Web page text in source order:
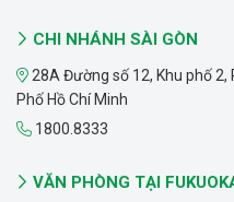
CHI NHÁNH SÀI GÒN
28A Đường số 12, Khu phố 2,
Phố Hồ Chí Minh
1800.8333
VĂN PHÒNG TẠI